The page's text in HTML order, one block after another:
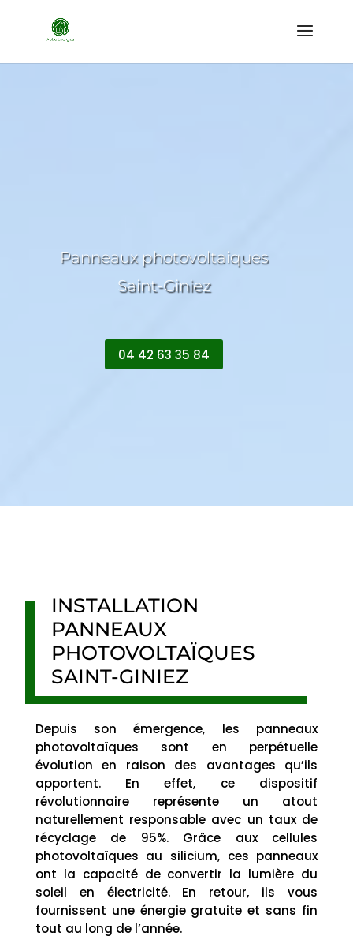
Panneaux photovoltaiques
Saint-Giniez
04 42 63 35 84
INSTALLATION
PANNEAUX
PHOTOVOLTAÏQUES
SAINT-GINIEZ
Depuis son émergence, les panneaux
photovoltaïques sont en perpétuelle
évolution en raison des avantages qu’ils
apportent. En effet, ce dispositif
révolutionnaire représente un atout
naturellement responsable avec un taux de
récyclage de 95%. Grâce aux cellules
photovoltaïques au silicium, ces panneaux
ont la capacité de convertir la lumière du
soleil en électricité. En retour, ils vous
fournissent une énergie gratuite et sans fin
tout au long de l’année.